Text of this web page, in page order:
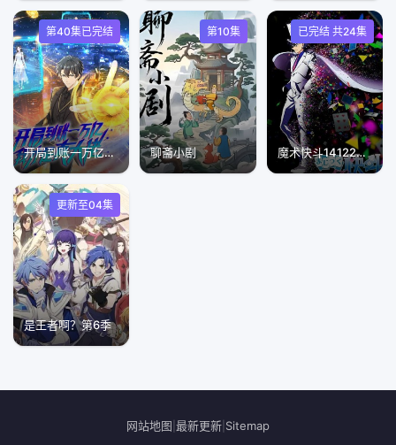
第40集已完结
开局到账一万亿，我才是真大佬
第10集
聊斋小剧
已完结 共24集
魔术快斗14122014
更新至04集
是王者啊？第6季
网站地图 最新更新 Sitemap